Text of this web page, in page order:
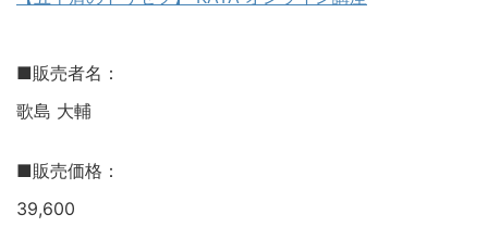
■販売者名：
歌島 大輔
■販売価格：
39,600